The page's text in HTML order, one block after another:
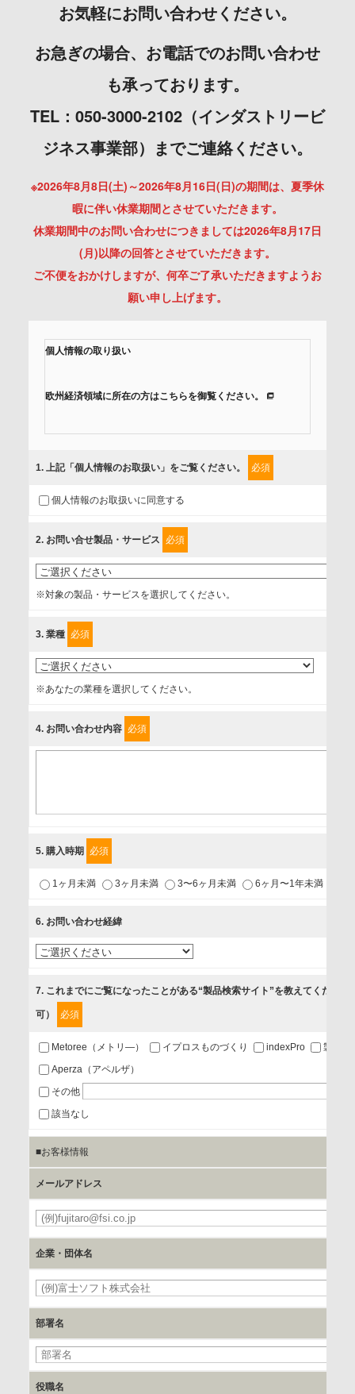
お気軽にお問い合わせください。
お急ぎの場合、お電話でのお問い合わせ
も承っております。
TEL：050-3000-2102（インダストリービ
ジネス事業部）までご連絡ください。
※2026年8月8日(土)～2026年8月16日(日)の期間は、夏季休
暇に伴い休業期間とさせていただきます。
休業期間中のお問い合わせにつきましては2026年8月17日
(月)以降の回答とさせていただきます。
ご不便をおかけしますが、何卒ご了承いただきますようお
願い申し上げます。
個人情報の取り扱い
欧州経済領域に所在の方はこちらを御覧ください。
組みを行っています。
に取扱い、これらで定める範囲内で、サービスの提供やご案
内等のために利用させていただいております。
情報を提供されるお客様（本人）に対して、情報の収集目
的、管理者、提供の有無、情報提供の任意性や権利について
確認し、当社への情報提供がお客様の懸念にならないよう
上げます。
事業者名
個人情報保護責任者
1.当社が取り扱う商品・サービスに関するご案内
2.当社が開催（主催・共催・協賛）するセミナーなど、各種イ
3.お客様の業務内容、及び興味、関心に応じた情報の提供
4.お客様満足度調査等のアンケートの依頼
第三者提供の有無
あり
a.個人情報の提供・利用目的
当該企業/団体のサービス等のご案内及び当該企業/団体からの
お客様のご氏名、フリガナ、企業・団体名、部署名、役職、
郵便番号、住所、電話番号、FAX番号、メールアドレス
書類の送付又は電子的な方法
d.提供先および管理者
当社とイベント/セミナーを共同で開催する企業/団体
1. 上記「個人情報のお取扱い」をご覧ください。 必須
個人情報のお取扱いに同意する
2. お問い合せ製品・サービス 必須
※対象の製品・サービスを選択してください。
3. 業種 必須
※あなたの業種を選択してください。
4. お問い合わせ内容 必須
5. 購入時期 必須
1ヶ月未満 3ヶ月未満 3〜6ヶ月未満 6ヶ月〜1年未満
6. お問い合わせ経緯
7. これまでにご覧になったことがある“製品検索サイト”を教えてください
可） 必須
Metoree（メトリ―） イプロスものづくり indexPro
製品ナ
Aperza（アペルザ）
その他
該当なし
■お客様情報
メールアドレス
企業・団体名
部署名
役職名